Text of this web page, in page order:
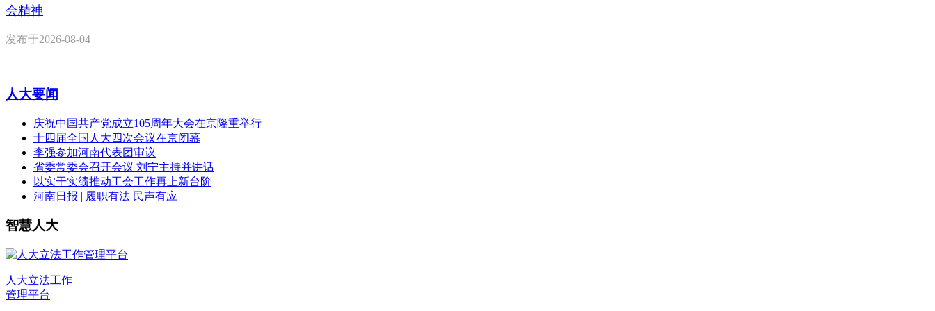
会精神
发布于2026-08-04
人大要闻
庆祝中国共产党成立105周年大会在京隆重举行
十四届全国人大四次会议在京闭幕
李强参加河南代表团审议
省委常委会召开会议 刘宁主持并讲话
以实干实绩推动工会工作再上新台阶
河南日报 | 履职有法 民声有应
智慧人大
人大立法工作
管理平台